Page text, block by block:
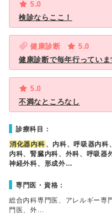
5.0
検診ならここ！
健康診断
5.0
健康診断で毎年行っていま
5.0
不満なところなし
診療科目：
消化器内科 、内科、呼吸器内科
内科、腎臓内科、外科、呼吸器
神経外科、形成外…
専門医・資格：
総合内科専門医、アレルギー専
門医、外…